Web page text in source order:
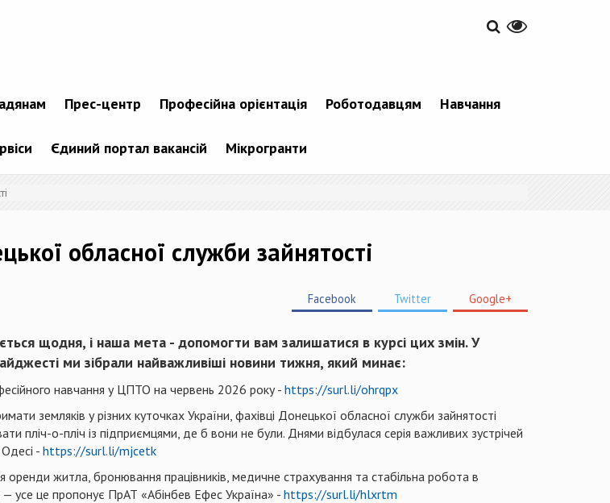
Прес-центр Професійна орієнтація Роботодавцям Навчання
Єдиний портал вакансій Мікрогранти
обласної служби зайнятості
Facebook Twitter Google+
щодня, і наша мета - допомогти вам залишатися в курсі цих змін. У
ми зібрали найважливіші новини тижня, який минає:
навчання у ЦПТО на червень 2026 року - https://surl.li/ohrqpx
земляків у різних куточках України, фахівці Донецької обласної служби зайнятості
пліч-о-пліч із підприємцями, де б вони не були. Днями відбулася серія важливих зустрічей
- https://surl.li/mjcetk
оренди житла, бронювання працівників, медичне страхування та стабільна робота в
— усе це пропонує ПрАТ «Абінбев Ефес Україна» - https://surl.li/hlxrtm